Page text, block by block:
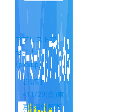
アプリストア
セミナー
（pickup）
【満席】
<11/29(金)東
京>海外販売